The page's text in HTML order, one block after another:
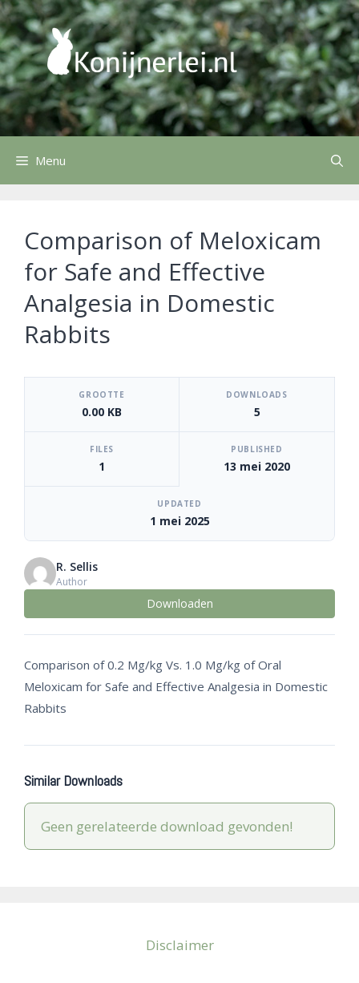
Ga
naar
de
inhoud
Menu
Comparison of Meloxicam
for Safe and Effective
Analgesia in Domestic
Rabbits
[video_player_1200x800]
GROOTTE
0.00 KB
DOWNLOADS
5
FILES
1
PUBLISHED
13 mei 2020
UPDATED
1 mei 2025
R. Sellis
Author
Downloaden
Comparison of 0.2 Mg/kg Vs. 1.0 Mg/kg of Oral
Meloxicam for Safe and Effective Analgesia in Domestic
Rabbits
Similar Downloads
Geen gerelateerde download gevonden!
Disclaimer